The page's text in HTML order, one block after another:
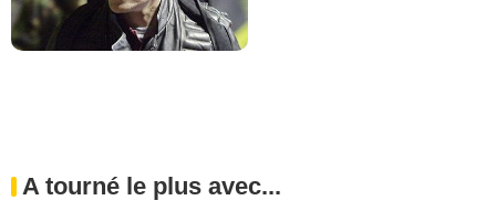
A tourné le plus avec...